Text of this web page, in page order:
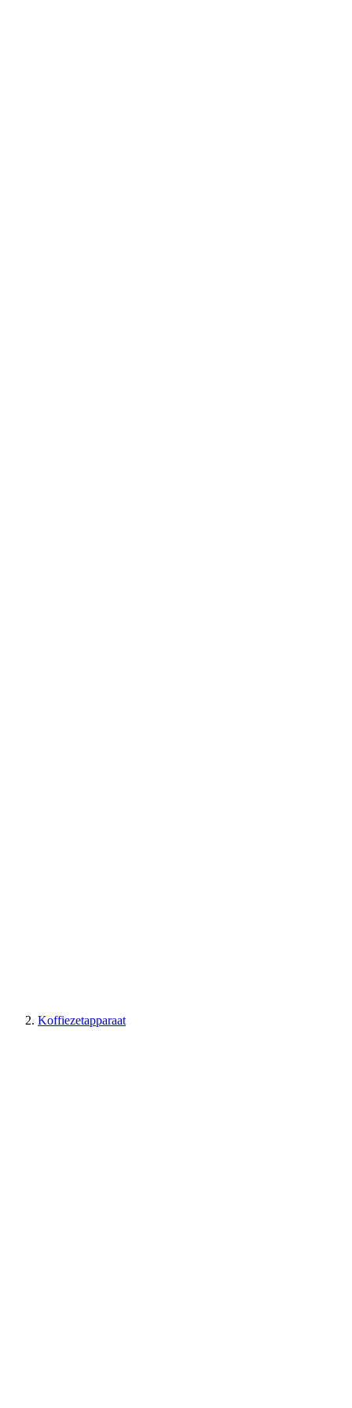
Koffiezetapparaat